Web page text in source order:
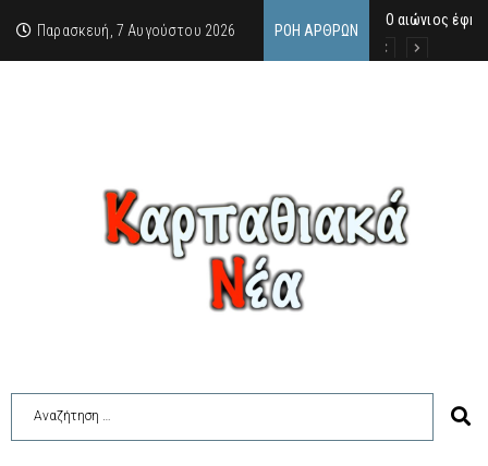
Παρασκευή, 7 Αυγούστου 2026 ΡΟΉ ΆΡΘΡΩΝ
Ο αιώνιος
Δικαστική
Άμεση